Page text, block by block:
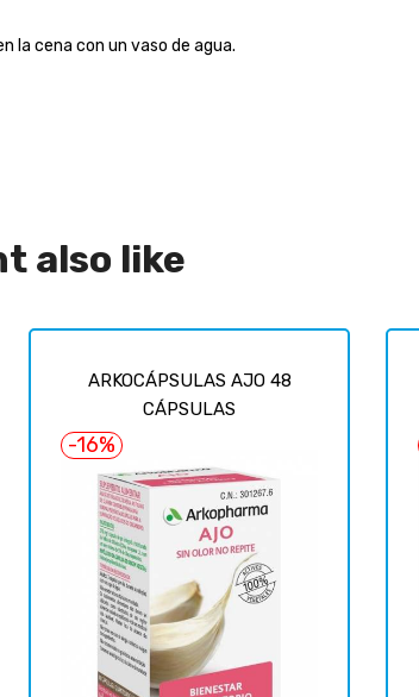
la cena con un vaso de agua.
also like
ARKOCÁPSULAS AJO 48
CÁPSULAS
-16%